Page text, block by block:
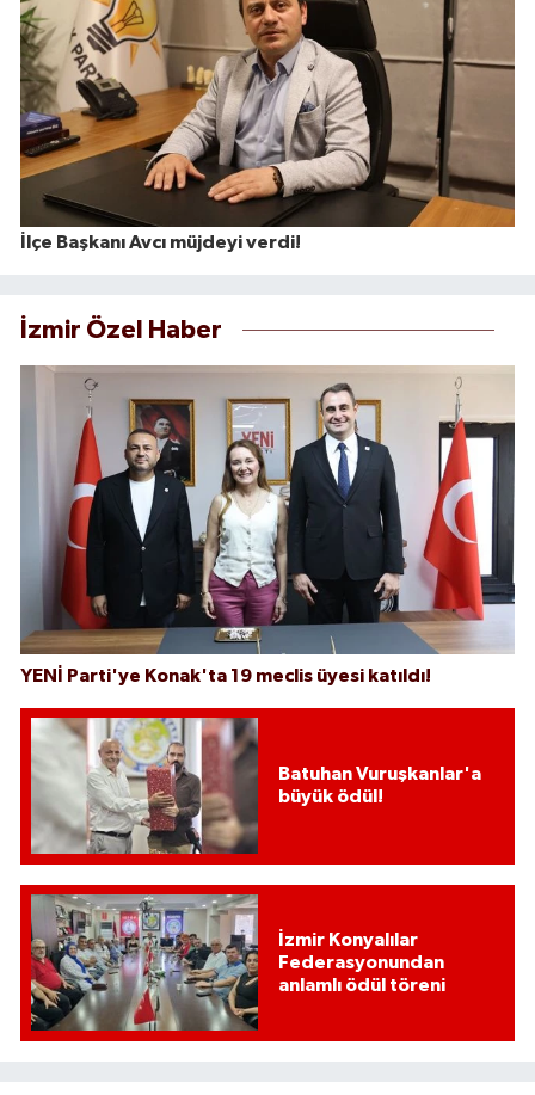
İlçe Başkanı Avcı müjdeyi verdi!
İzmir Özel Haber
YENİ Parti'ye Konak'ta 19 meclis üyesi katıldı!
Batuhan Vuruşkanlar'a
büyük ödül!
İzmir Konyalılar
Federasyonundan
anlamlı ödül töreni